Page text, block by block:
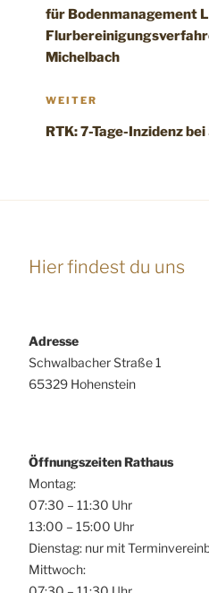
für Bodenmanagement
Michelbach
Nächster
WEITER
RTK: 7-Tage-Inzidenz
Hier findest du uns
Adresse
Schwalbacher Straße 1
65329 Hohenstein
Öffnungszeiten Rathaus
Montag:
07:30 – 11:30 Uhr
13:00 – 15:00 Uhr
Dienstag: nur mit
Mittwoch: